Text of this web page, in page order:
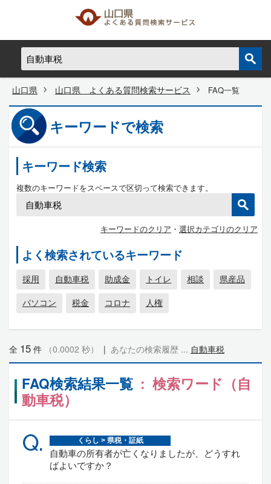
山口県 山口県 よくある質問検索サービス FAQ一覧
キーワードで検索
キーワード検索
複数のキーワードをスペースで区切って検索できます。
キーワードのクリア ・ 選択カテゴリのクリア
よく検索されているキーワード
採用 自動車税 助成金 トイレ 相談
県産品
パソコン
税金 コロナ 人権
全 15 件 （0.0002 秒） | あなたの検索履歴 ... 自動車税
FAQ検索結果一覧 : 検索ワード（自
動車税）
Q. くらし > 県税・証紙
自動車の所有者が亡くなりましたが、どうすれ
ばよいですか？